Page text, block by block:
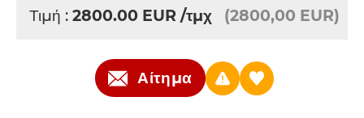
Τιμή : 2800.00 EUR /τμχ (2800,00 EUR)
Αίτημα